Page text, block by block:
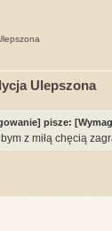
Ulepszona
pisze:
z miłą chęcią